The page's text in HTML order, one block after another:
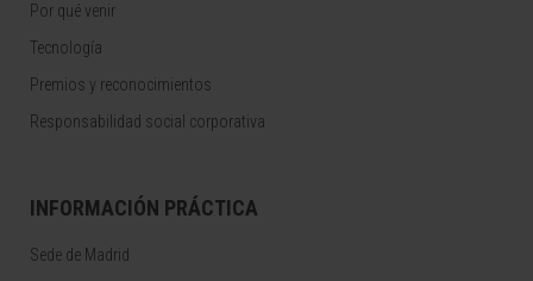
Por qué venir
Tecnología
Premios y reconocimientos
Responsabilidad social corporativa
INFORMACIÓN PRÁCTICA
Sede de Madrid